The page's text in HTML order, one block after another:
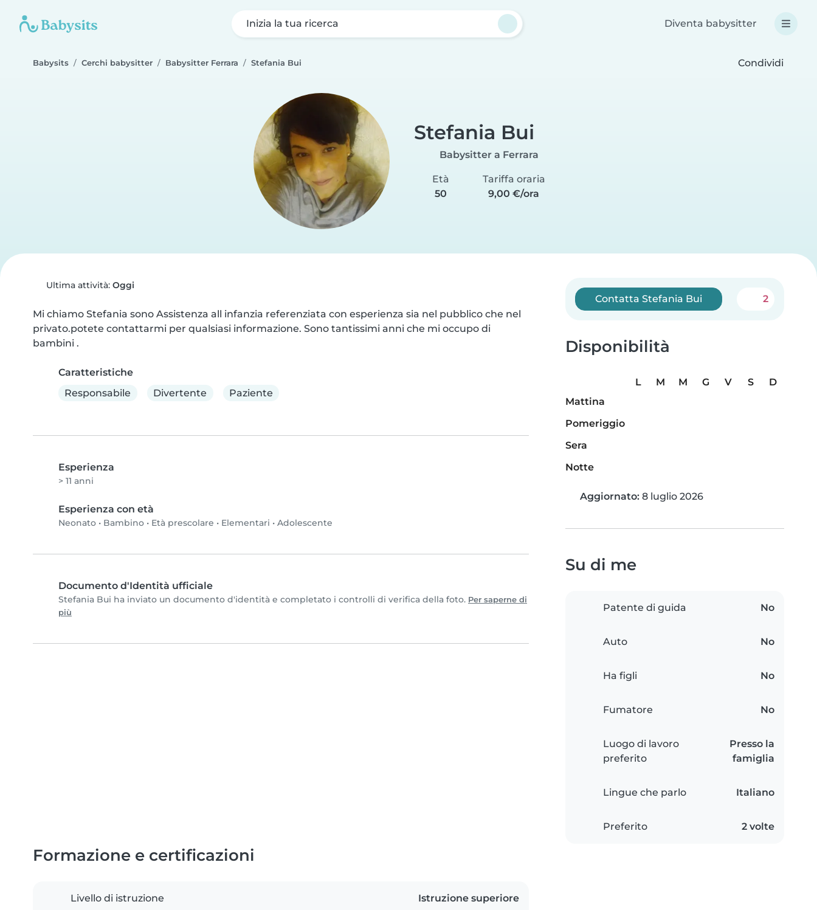
Inizia la tua ricerca Diventa babysitter
Babysits Cerchi babysitter Babysitter Ferrara Stefania Bui Condividi
Stefania Bui
Babysitter a Ferrara
Età
50
Tariffa oraria
9,00 €/ora
Ultima attività: Oggi
Mi chiamo Stefania sono Assistenza all infanzia referenziata con esperienza sia nel pubblico che nel
privato.potete contattarmi per qualsiasi informazione. Sono tantissimi anni che mi occupo di
bambini .
Caratteristiche
Responsabile
Divertente Paziente
Esperienza
> 11 anni
Esperienza con età
Neonato • Bambino • Età prescolare • Elementari • Adolescente
Documento d'Identità ufficiale
Stefania Bui ha inviato un documento d'identità e completato i controlli di verifica della foto. Per saperne di
più
Contatta Stefania Bui 2
Disponibilità
L M M G V S
D
Mattina
Pomeriggio
Sera
Notte
Aggiornato: 8 luglio 2026
Su di me
Patente di guida No
Auto No
Ha figli No
Fumatore No
Luogo di lavoro
preferito
Presso la
famiglia
Lingue che parlo Italiano
Preferito 2 volte
Formazione e certificazioni
Livello di istruzione Istruzione superiore